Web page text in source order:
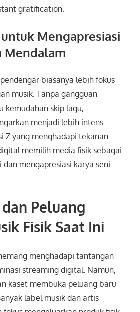
gratification.
Mengapresiasi
Mendalam
biasanya lebih fokus
musik. Tanpa gangguan
kemudahan skip lagu,
menjadi lebih intens.
Z yang menghadapi tekanan
memilih media fisik sebagai
mengapresiasi karya seni
Peluang
Fisik Saat Ini
menghadapi tantangan
streaming digital. Namun,
kaset membuka peluang baru
label musik dan artis